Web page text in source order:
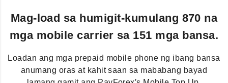
Mag-load sa humigit-kumulang 870 na
mga mobile carrier sa 151 mga bansa.
Loadan ang mga prepaid mobile phone ng ibang bansa
anumang oras at kahit saan sa mababang bayad